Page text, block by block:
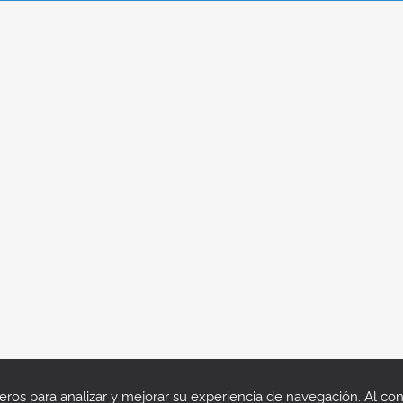
para analizar y mejorar su experiencia de navegación. Al